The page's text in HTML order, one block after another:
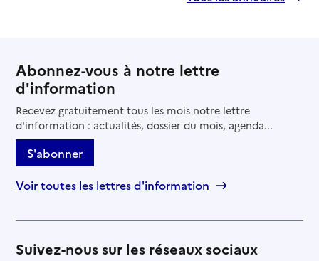
Abonnez-vous à notre lettre
d'information
Recevez gratuitement tous les mois notre lettre
d'information : actualités, dossier du mois, agenda...
S'abonner
Voir toutes les lettres d'information
Suivez-nous sur les réseaux sociaux